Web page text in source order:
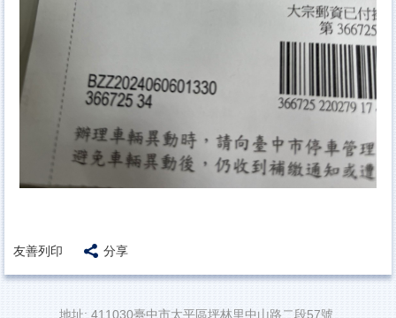
友善列印 分享
地址: 411030臺中市太平區坪林里中山路二段57號